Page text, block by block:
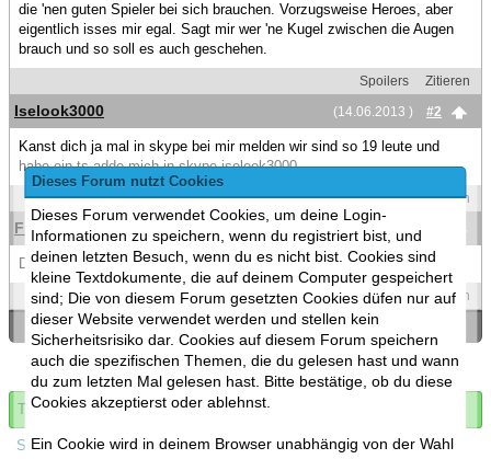
Dieses Forum nutzt Cookies
Dieses Forum verwendet Cookies, um deine Login-
Informationen zu speichern, wenn du registriert bist, und
deinen letzten Besuch, wenn du es nicht bist. Cookies sind
kleine Textdokumente, die auf deinem Computer gespeichert
sind; Die von diesem Forum gesetzten Cookies düfen nur auf
dieser Website verwendet werden und stellen kein
Sicherheitsrisiko dar. Cookies auf diesem Forum speichern
auch die spezifischen Themen, die du gelesen hast und wann
du zum letzten Mal gelesen hast. Bitte bestätige, ob du diese
Cookies akzeptierst oder ablehnst.
Ein Cookie wird in deinem Browser unabhängig von der Wahl
die 'nen guten Spieler bei sich brauchen. Vorzugsweise Heroes, aber
eigentlich isses mir egal. Sagt mir wer 'ne Kugel zwischen die Augen
brauch und so soll es auch geschehen.
Spoilers
Zitieren
(14.06.2013 )
#2
Iselook3000
Kanst dich ja mal in skype bei mir melden wir sind so 19 leute und
habe ein ts adde mich in skype iselook3000
Spoilers
Zitieren
(16.04.2014 )
FreaXxShoW
Das Thema kann übrigens zu gemacht werden.
Spoilers Zitieren
« Ein Thema zurück|Ein Thema vor »
Thema abonnieren
Spoilers